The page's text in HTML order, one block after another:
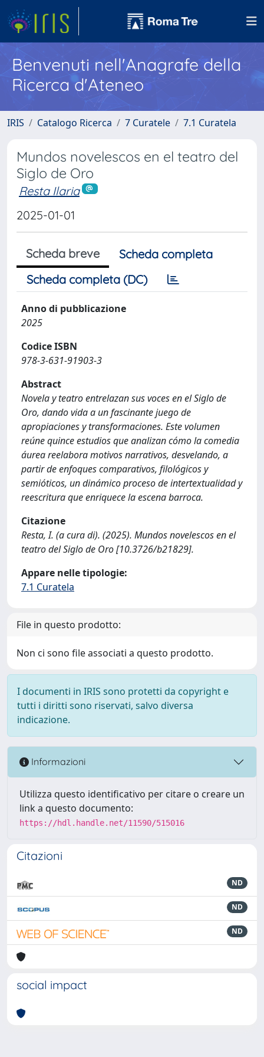
Benvenuti nell'Anagrafe della
Ricerca d'Ateneo
IRIS Catalogo Ricerca 7 Curatele 7.1 Curatela
Mundos novelescos en el teatro del
Siglo de Oro
Resta Ilaria
2025-01-01
Scheda breve
Scheda completa
Scheda completa (DC)
Anno di pubblicazione
2025
Codice ISBN
978-3-631-91903-3
Abstract
Novela y teatro entrelazan sus voces en el Siglo de
Oro, dando vida a un fascinante juego de
apropiaciones y transformaciones. Este volumen
reúne quince estudios que analizan cómo la comedia
áurea reelabora motivos narrativos, desvelando, a
partir de enfoques comparativos, filológicos y
semióticos, un dinámico proceso de intertextualidad y
reescritura que enriquece la escena barroca.
Citazione
Resta, I. (a cura di). (2025). Mundos novelescos en el
teatro del Siglo de Oro [10.3726/b21829].
Appare nelle tipologie:
7.1 Curatela
File in questo prodotto:
Non ci sono file associati a questo prodotto.
I documenti in IRIS sono protetti da copyright e
tutti i diritti sono riservati, salvo diversa
indicazione.
Informazioni
Utilizza questo identificativo per citare o creare un
link a questo documento:
https://hdl.handle.net/11590/515016
Citazioni
ND
ND
ND
social impact